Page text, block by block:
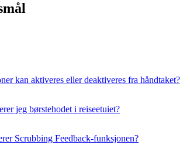
kan aktiveres eller deaktiveres fra håndtaket?
jeg børstehodet i reiseetuiet?
Scrubbing Feedback-funksjonen?